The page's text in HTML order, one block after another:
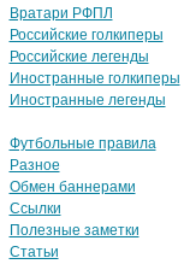
Вратари РФПЛ
Российские голкиперы
Российские легенды
Иностранные голкиперы
Иностранные легенды
Футбольные правила
Разное
Обмен баннерами
Ссылки
Полезные заметки
Статьи